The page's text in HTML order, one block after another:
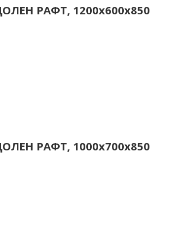
РАФТ, 1200x600x850
РАФТ, 1000x700x850